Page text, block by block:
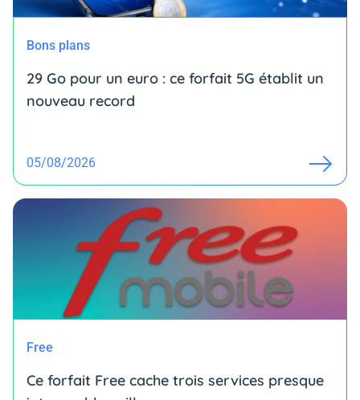
Bons plans
29 Go pour un euro : ce forfait 5G établit un
nouveau record
05/08/2026
Free
Ce forfait Free cache trois services presque